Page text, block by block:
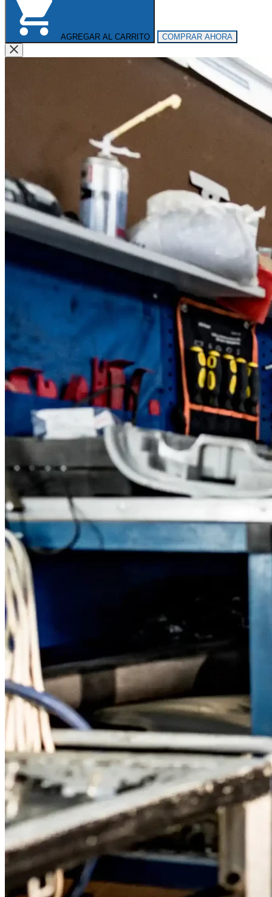
AGREGAR AL CARRITO COMPRAR AHORA